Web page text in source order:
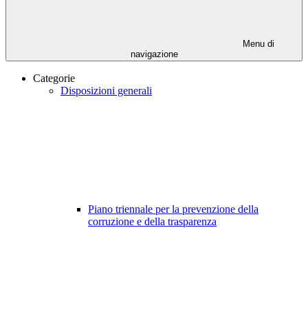
Menu di
navigazione
Categorie
Disposizioni generali
Piano triennale per la prevenzione della
corruzione e della trasparenza